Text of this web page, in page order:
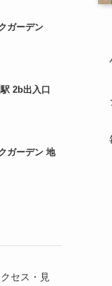
ガーデン
2b出入口
ガーデン 地
セス・見